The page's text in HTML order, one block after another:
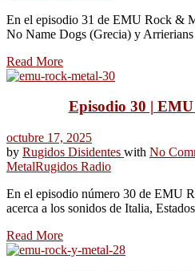
En el episodio 31 de EMU Rock &
No Name Dogs (Grecia) y
Read More
Episodio 30 |
octubre 17, 2025
by Rugidos Disidentes with No
MetalRugidos Radio
En el episodio número 30 de EMU
acerca a los sonidos de Italia,
Read More